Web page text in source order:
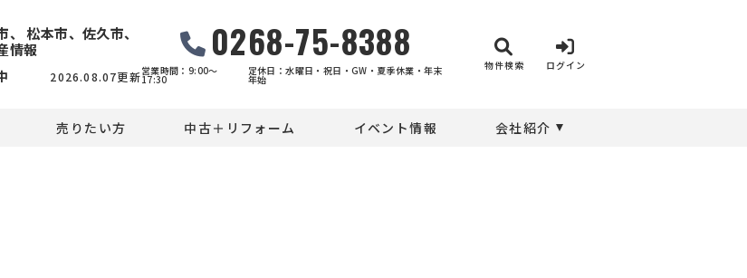
、 松本市、佐久市、
情報
2026.08.07更新
0268-75-8388
営業時間：9:00〜
17:30
定休日：水曜日・祝日・GW・夏季休業・年末
年始
物件検索 ログイン
売りたい方 中古＋リフォーム イベント情報 会社紹介